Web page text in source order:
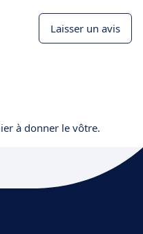
Laisser un avis
à donner le vôtre.